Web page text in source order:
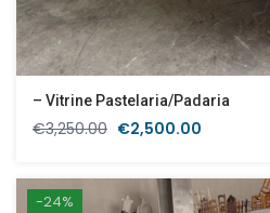
– Vitrine Pastelaria/Padaria
€3,250.00 O
original
era:
€2,500.00
atual
é:
-24%